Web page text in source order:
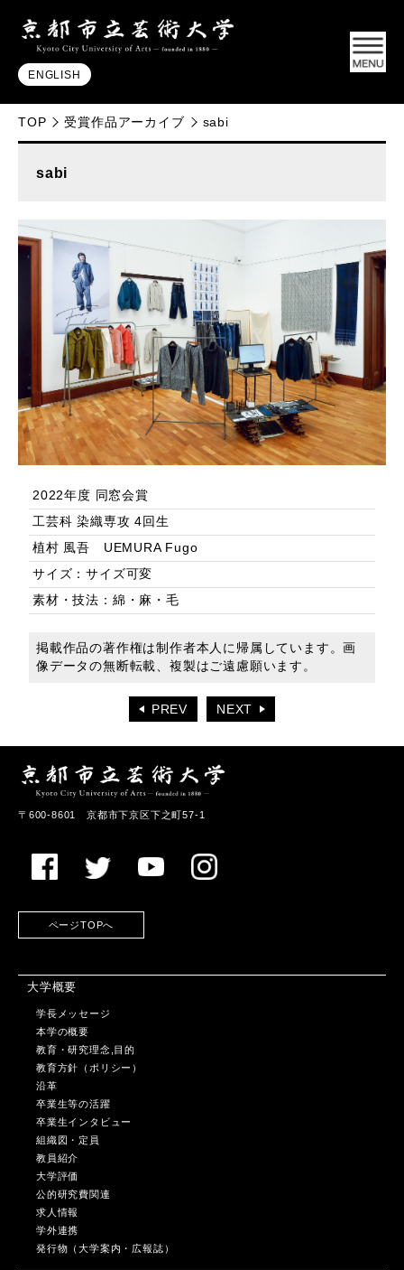
ENGLISH
TOP 受賞作品アーカイブ sabi
sabi
2022年度 同窓会賞
工芸科 染織専攻 4回生
植村 風吾 UEMURA Fugo
サイズ：サイズ可変
素材・技法：綿・麻・毛
掲載作品の著作権は制作者本人に帰属しています。画
像データの無断転載、複製はご遠慮願います。
PREV NEXT
〒600-8601 京都市下京区下之町57-1
ページTOPへ
大学概要
学長メッセージ
本学の概要
教育・研究理念,目的
教育方針（ポリシー）
沿革
卒業生等の活躍
卒業生インタビュー
組織図・定員
教員紹介
大学評価
公的研究費関連
求人情報
学外連携
発行物（大学案内・広報誌）